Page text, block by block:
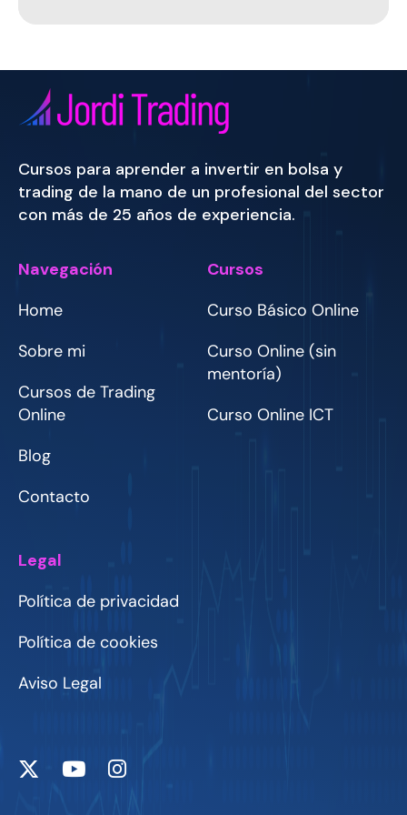
Cursos para aprender a invertir en bolsa y
trading de la mano de un profesional del sector
con más de 25 años de experiencia.
Navegación
Home
Sobre mi
Cursos de Trading
Online
Blog
Contacto
Cursos
Curso Básico Online
Curso Online (sin
mentoría)
Curso Online ICT
Legal
Política de privacidad
Política de cookies
Aviso Legal